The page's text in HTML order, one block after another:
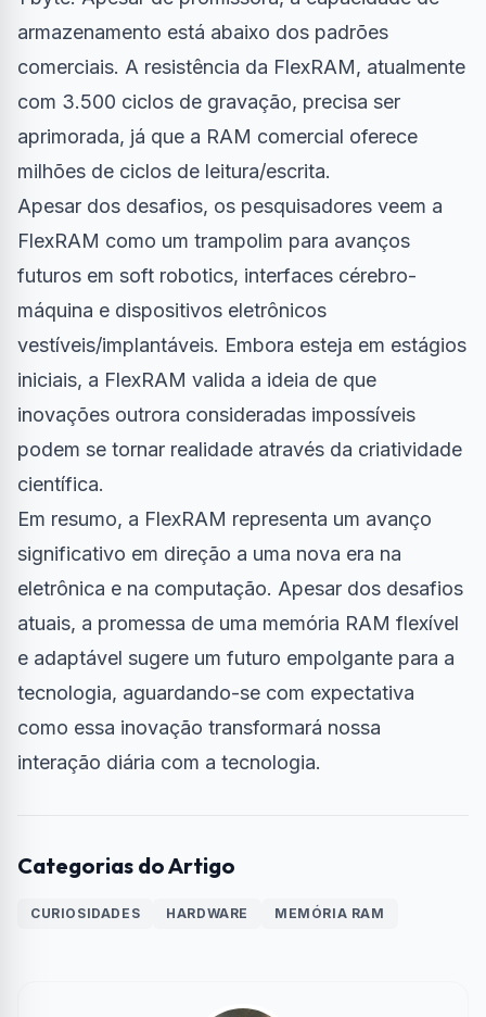
armazenamento está abaixo dos padrões
comerciais. A resistência da FlexRAM, atualmente
com 3.500 ciclos de gravação, precisa ser
aprimorada, já que a RAM comercial oferece
milhões de ciclos de leitura/escrita.
Apesar dos desafios, os pesquisadores veem a
FlexRAM como um trampolim para avanços
futuros em soft robotics, interfaces cérebro-
máquina e dispositivos eletrônicos
vestíveis/implantáveis. Embora esteja em estágios
iniciais, a FlexRAM valida a ideia de que
inovações outrora consideradas impossíveis
podem se tornar realidade através da criatividade
científica.
Em resumo, a FlexRAM representa um avanço
significativo em direção a uma nova era na
eletrônica e na computação. Apesar dos desafios
atuais, a promessa de uma memória RAM flexível
e adaptável sugere um futuro empolgante para a
tecnologia, aguardando-se com expectativa
como essa inovação transformará nossa
interação diária com a tecnologia.
Categorias do Artigo
CURIOSIDADES HARDWARE MEMÓRIA RAM